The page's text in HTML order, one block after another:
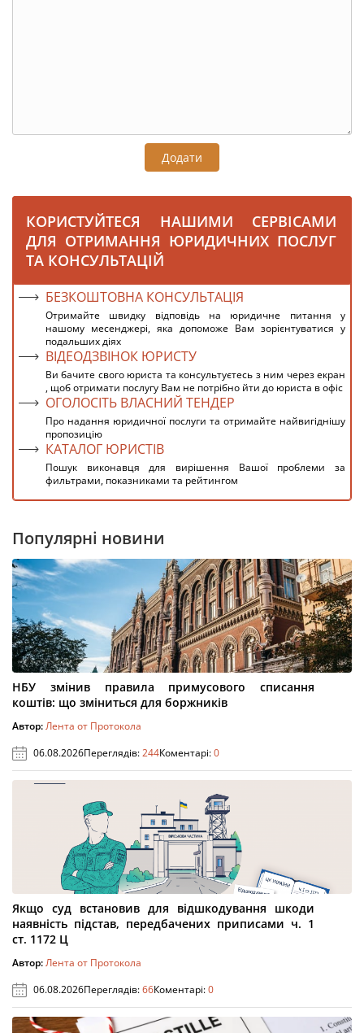
Додати
КОРИСТУЙТЕСЯ НАШИМИ СЕРВІСАМИ
ДЛЯ ОТРИМАННЯ ЮРИДИЧНИХ ПОСЛУГ
ТА КОНСУЛЬТАЦІЙ
БЕЗКОШТОВНА КОНСУЛЬТАЦІЯ
Отримайте швидку відповідь на юридичне питання у
нашому месенджері, яка допоможе Вам зорієнтуватися у
подальших діях
ВІДЕОДЗВІНОК ЮРИСТУ
Ви бачите свого юриста та консультуєтесь з ним через екран
, щоб отримати послугу Вам не потрібно йти до юриста в офіс
ОГОЛОСІТЬ ВЛАСНИЙ ТЕНДЕР
Про надання юридичної послуги та отримайте найвигіднішу
пропозицію
КАТАЛОГ ЮРИСТІВ
Пошук виконавця для вирішення Вашої проблеми за
фильтрами, показниками та рейтингом
Популярні новини
НБУ змінив правила примусового списання
коштів: що зміниться для боржників
Автор:Лента от Протокола
06.08.2026Переглядів:244Коментарі:0
Якщо суд встановив для відшкодування шкоди
наявність підстав, передбачених приписами ч. 1
ст. 1172 Ц
Автор:Лента от Протокола
06.08.2026Переглядів:66Коментарі:0